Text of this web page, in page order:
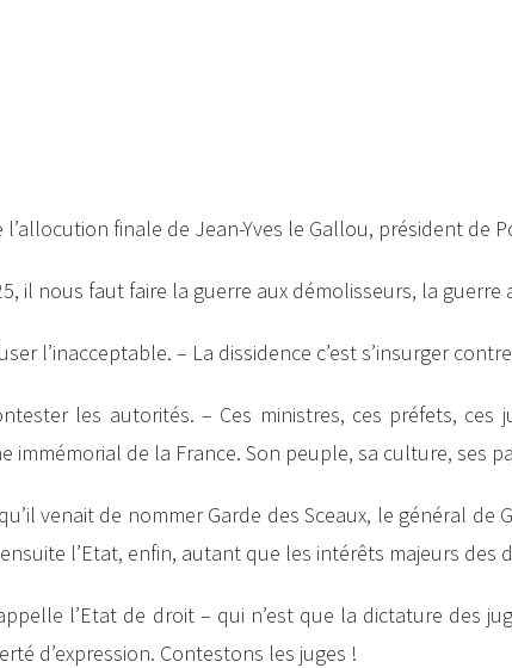
l’allocution finale de Jean-Yves le Gallou, président de
il nous faut faire la guerre aux démolisseurs, la
l’inacceptable. – La dissidence c’est s’insurger
les autorités. – Ces ministres, ces préfets, ces
immémorial de la France. Son peuple, sa culture, ses
venait de nommer Garde des Sceaux, le général de
l’Etat, enfin, autant que les intérêts majeurs des
l’Etat de droit – qui n’est que la dictature des
d’expression. Contestons les juges !